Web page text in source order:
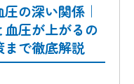
の深い関係｜
血圧が上がるの
まで徹底解説